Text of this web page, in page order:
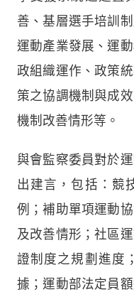
善、基層選手培訓
運動產業發展、運
政組織運作、政策
策之協調機制與成
機制改善情形等。
與會監察委員對於
出建言，包括：競
例；補助單項運動
及改善情形；社區
證制度之規劃進度
據；運動部法定員